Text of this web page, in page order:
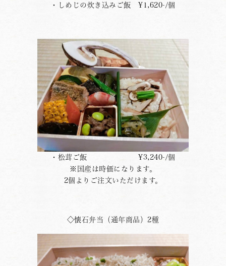
・しめじの炊き込みご飯 ¥1,620-/個
・松茸ご飯 ¥3,240-/個
※国産は時価になります。
2個よりご注文いただけます。
◇懐石弁当（通年商品）2種